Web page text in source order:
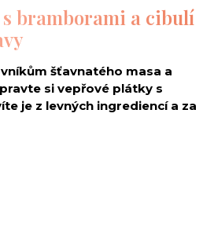
bramborami a cibulí
šťavnatého masa a
si vepřové plátky s
je z levných ingrediencí a za